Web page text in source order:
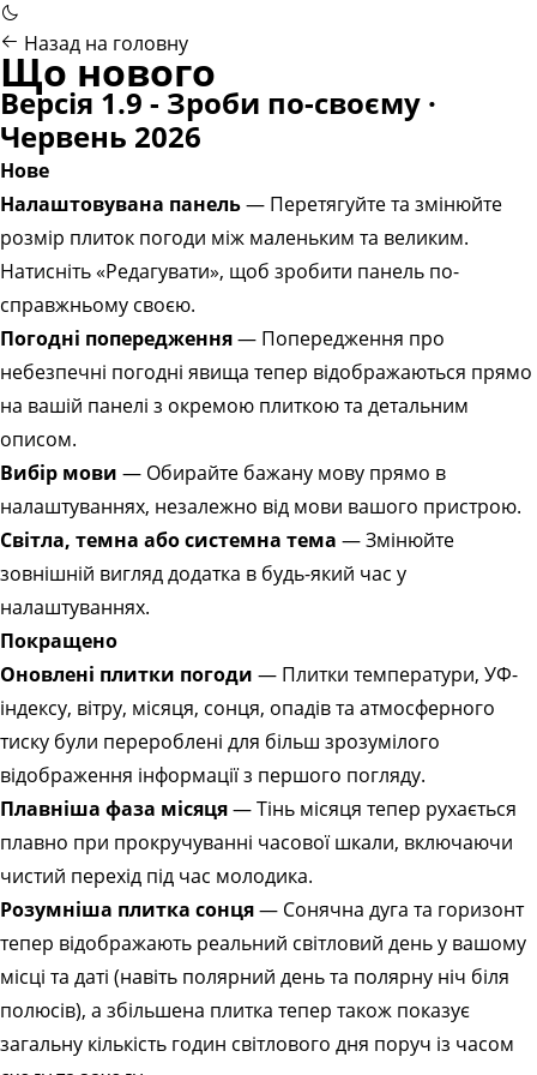
Назад на головну
Що нового
Версія 1.9 - Зроби по-своєму ·
Червень 2026
Нове
Налаштовувана панель— Перетягуйте та змінюйте
розмір плиток погоди між маленьким та великим.
Натисніть «Редагувати», щоб зробити панель по-
справжньому своєю.
Погодні попередження— Попередження про
небезпечні погодні явища тепер відображаються прямо
на вашій панелі з окремою плиткою та детальним
описом.
Вибір мови — Обирайте бажану мову прямо в
налаштуваннях, незалежно від мови вашого пристрою.
Світла, темна або системна тема — Змінюйте
зовнішній вигляд додатка в будь-який час у
налаштуваннях.
Покращено
Оновлені плитки погоди — Плитки температури, УФ-
індексу, вітру, місяця, сонця, опадів та атмосферного
тиску були перероблені для більш зрозумілого
відображення інформації з першого погляду.
Плавніша фаза місяця— Тінь місяця тепер рухається
плавно при прокручуванні часової шкали, включаючи
чистий перехід під час молодика.
Розумніша плитка сонця— Сонячна дуга та горизонт
тепер відображають реальний світловий день у вашому
місці та даті (навіть полярний день та полярну ніч біля
полюсів), а збільшена плитка тепер також показує
загальну кількість годин світлового дня поруч із часом